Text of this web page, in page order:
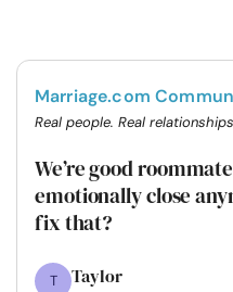
Marriage.com
Real people. Real
We’re good
emotionally close
fix that?
T Taylor